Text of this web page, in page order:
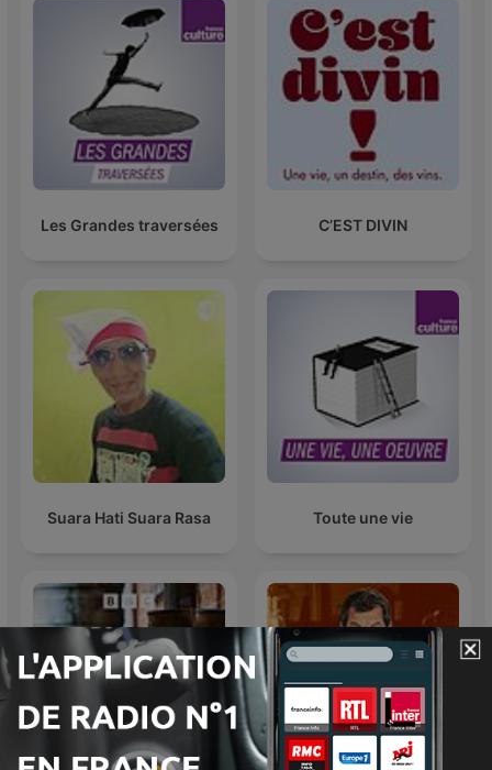
Les Grandes traversées C’EST DIVIN
Suara Hati Suara Rasa Toute une vie